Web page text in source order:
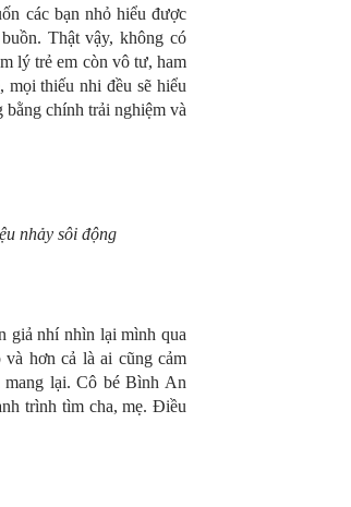
các bạn nhỏ hiểu được
Thật vậy, không có
lý trẻ em còn vô tư, ham
thiếu nhi đều sẽ hiểu
bằng chính trải nghiệm và
nhảy sôi động
giả nhí nhìn lại mình qua
hơn cả là ai cũng cảm
mang lại. Cô bé Bình An
trình tìm cha, mẹ. Điều